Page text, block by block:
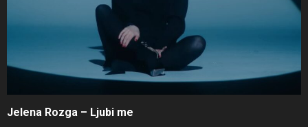
Jelena Rozga – Ljubi me